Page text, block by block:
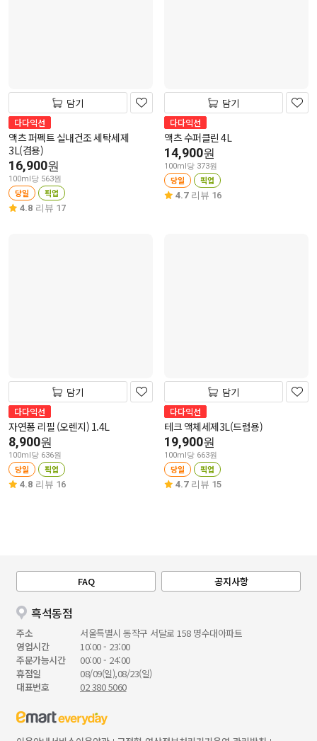
담기
다다익선
액츠 퍼펙트 실내건조 세탁세제
3L(겸용)
16,900원
100ml당 563원
당일 픽업
4.8 리뷰 17
담기
다다익선
액츠 수퍼클린 4L
14,900원
100ml당 373원
당일 픽업
4.7 리뷰 16
담기
다다익선
자연퐁 리필 (오렌지) 1.4L
8,900원
100ml당 636원
당일 픽업
4.8 리뷰 16
담기
다다익선
테크 액체세제3L(드럼용)
19,900원
100ml당 663원
당일 픽업
4.7 리뷰 15
FAQ 공지사항
흑석동점
주소
서울특별시 동작구 서달로 158 명수대아파트
영업시간
10:00 - 23:00
주문가능시간
00:00 - 24:00
휴점일
08/09(일),08/23(일)
대표번호
02 380 5060